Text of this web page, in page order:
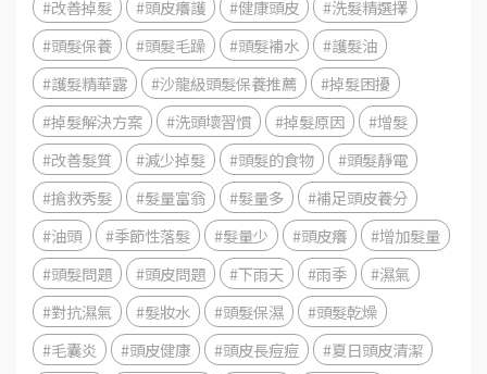
#改善掉髮
#頭皮癢護 #健康頭皮
#洗髮精選擇
#頭髮保養
#頭髮毛躁 #頭髮補水
#護髮油
#護髮精華露
#沙龍級頭髮保養推薦
#掉髮困擾
#掉髮解決方案
#洗頭壞習慣 #掉髮原因
#增髮
#改善髮質
#減少掉髮 #頭髮的食物
#頭髮靜電
#搶救秀髮
#髮量富翁 #髮量多
#補足頭皮養分
#油頭
#季節性落髮 #髮量少 #頭皮癢
#增加髮量
#頭髮問題
#頭皮問題 #下雨天 #雨季
#濕氣
#對抗濕氣
#髮妝水 #頭髮保濕
#頭髮乾燥
#毛囊炎
#頭皮健康 #頭皮長痘痘
#夏日頭皮清潔